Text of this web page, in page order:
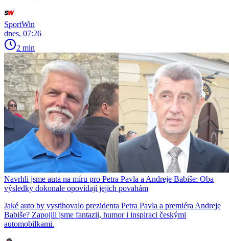
SportWin
dnes, 07:26
2 min
Navrhli jsme auta na míru pro Petra Pavla a Andreje Babiše: Oba
výsledky dokonale opovídají jejich povahám
Jaké auto by vystihovalo prezidenta Petra Pavla a premiéra Andreje
Babiše? Zapojili jsme fantazii, humor i inspiraci českými
automobilkami.